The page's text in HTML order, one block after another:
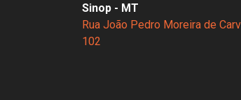
Sinop - MT
Rua João Pedro Moreira de
102